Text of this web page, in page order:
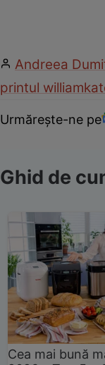
Andreea
printul william
Urmărește-ne pe
Ghid de
Cea mai bună